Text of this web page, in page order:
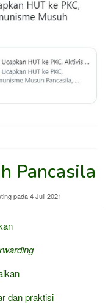
Pancasila
pada4 Juli 2021
dan praktisi